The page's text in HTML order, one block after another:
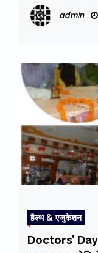
(RTPCR test
admin
हैल्थ & एजुकेशन
Doctors’ Day